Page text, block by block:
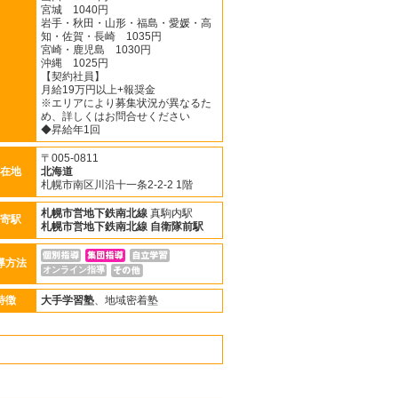
宮城 1040円
岩手・秋田・山形・福島・愛媛・高
知・佐賀・長崎 1035円
宮崎・鹿児島 1030円
沖縄 1025円
【契約社員】
月給19万円以上+報奨金
※エリアにより募集状況が異なるた
め、詳しくはお問合せください
◆昇給年1回
地
〒005-0811
北海道
札幌市南区川沿十一条2-2-2 1階
駅
札幌市営地下鉄南北線 真駒内駅
札幌市営地下鉄南北線 自衛隊前駅
方法
オンライン指導
徴 大手学習塾 、地域密着塾